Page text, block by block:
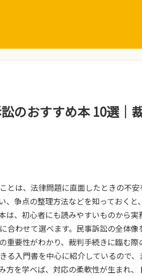
訟のおすすめ本 10選｜
とは、法律問題に直面したときの不
、争点の整理方法などを知っておく
は、初心者にも読みやすいものから
合わせて選べます。民事訴訟の全体
重要性がわかり、裁判手続きに臨む
る入門書を中心に紹介しているので
方を学べば、対応の柔軟性が生まれ